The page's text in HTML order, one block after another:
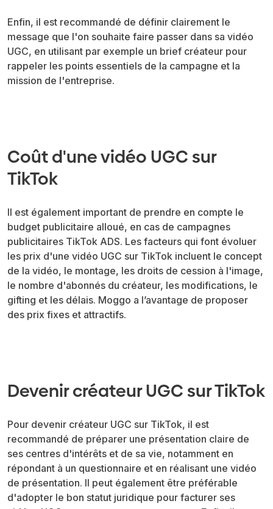
Enfin, il est recommandé de définir clairement le
message que l'on souhaite faire passer dans sa vidéo
UGC, en utilisant par exemple un brief créateur pour
rappeler les points essentiels de la campagne et la
mission de l'entreprise.
Coût d'une vidéo UGC sur
TikTok
Il est également important de prendre en compte le
budget publicitaire alloué, en cas de campagnes
publicitaires TikTok ADS. Les facteurs qui font évoluer
les prix d'une vidéo UGC sur TikTok incluent le concept
de la vidéo, le montage, les droits de cession à l'image,
le nombre d'abonnés du créateur, les modifications, le
gifting et les délais. Moggo a l’avantage de proposer
des prix fixes et attractifs.
Devenir créateur UGC sur TikTok
Pour devenir créateur UGC sur TikTok, il est
recommandé de préparer une présentation claire de
ses centres d'intérêts et de sa vie, notamment en
répondant à un questionnaire et en réalisant une vidéo
de présentation. Il peut également être préférable
d'adopter le bon statut juridique pour facturer ses